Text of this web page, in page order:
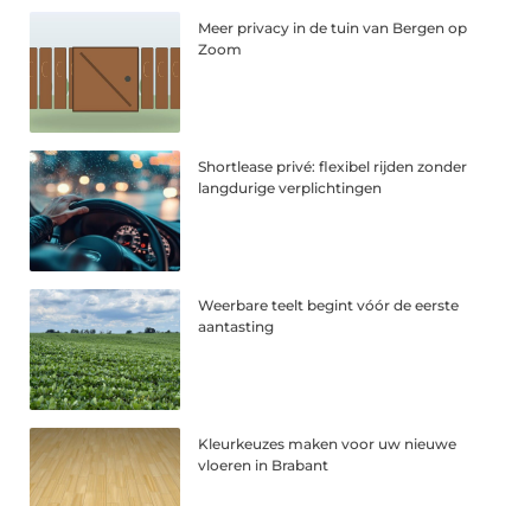
Meer privacy in de tuin van Bergen op
Zoom
Shortlease privé: flexibel rijden zonder
langdurige verplichtingen
Weerbare teelt begint vóór de eerste
aantasting
Kleurkeuzes maken voor uw nieuwe
vloeren in Brabant